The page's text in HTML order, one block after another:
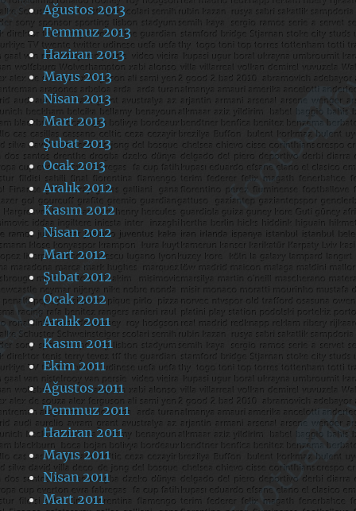
Ağustos 2013
Temmuz 2013
Haziran 2013
Mayıs 2013
Nisan 2013
Mart 2013
Şubat 2013
Ocak 2013
Aralık 2012
Kasım 2012
Nisan 2012
Mart 2012
Şubat 2012
Ocak 2012
Aralık 2011
Kasım 2011
Ekim 2011
Ağustos 2011
Temmuz 2011
Haziran 2011
Mayıs 2011
Nisan 2011
Mart 2011